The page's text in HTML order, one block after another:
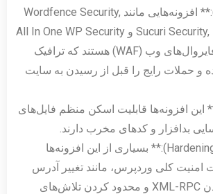
* **فایروال (WAF):** افزونه‌هایی مانند Wordfence Security,
Sucuri Security, iThemes Security و All In One WP Security
& Firewall شامل فایروال‌های وب (WAF) هستند که ترافیک
و حملات رایج را قبل از رسیدن به سایت
این افزونه‌ها قابلیت اسکن منظم فایل‌های
بدافزار و کدهای مخرب دارند.
* **تقویت امنیت (Hardening):** بسیاری از این افزونه‌ها
امنیت کلی وردپرس، مانند تغییر آدرس
ورود، غیرفعال کردن XML-RPC و محدود کردن تلاش‌های